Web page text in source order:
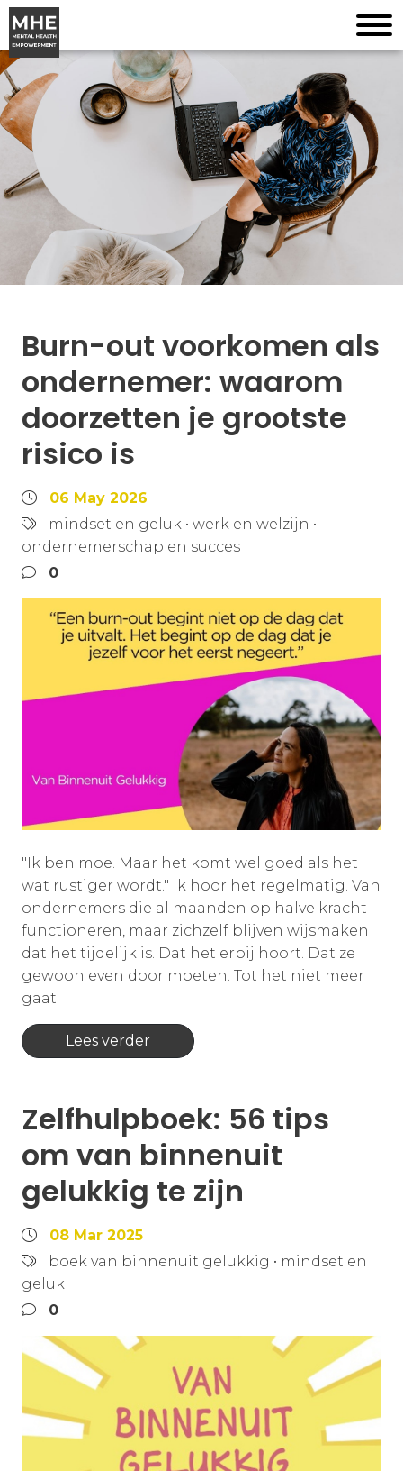
Burn-out voorkomen als
ondernemer: waarom
doorzetten je grootste
risico is
06 May 2026
mindset en geluk • werk en welzijn •
ondernemerschap en succes
0
"Ik ben moe. Maar het komt wel goed als het
wat rustiger wordt." Ik hoor het regelmatig. Van
ondernemers die al maanden op halve kracht
functioneren, maar zichzelf blijven wijsmaken
dat het tijdelijk is. Dat het erbij hoort. Dat ze
gewoon even door moeten. Tot het niet meer
gaat.
Lees verder
Zelfhulpboek: 56 tips
om van binnenuit
gelukkig te zijn
08 Mar 2025
boek van binnenuit gelukkig • mindset en
geluk
0